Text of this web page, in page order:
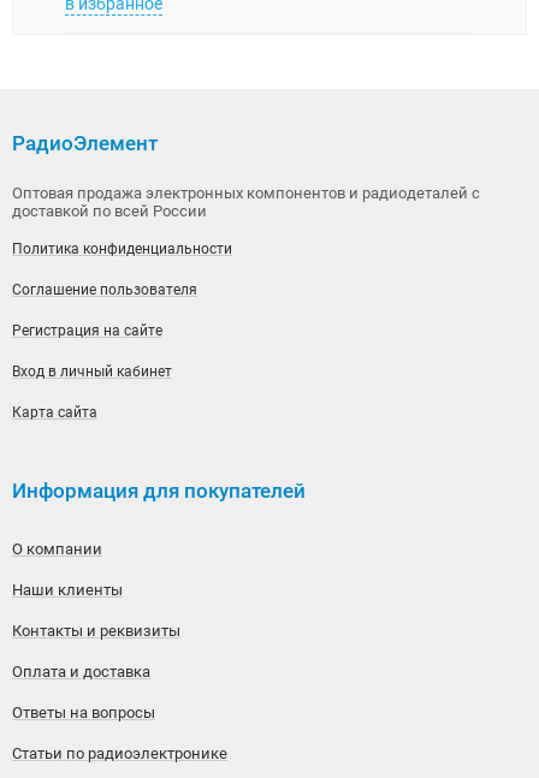
в избранное
РадиоЭлемент
Оптовая продажа электронных компонентов и радиодеталей с
доставкой по всей России
Политика конфиденциальности
Соглашение пользователя
Регистрация на сайте
Вход в личный кабинет
Карта сайта
Информация для покупателей
О компании
Наши клиенты
Контакты и реквизиты
Оплата и доставка
Ответы на вопросы
Статьи по радиоэлектронике